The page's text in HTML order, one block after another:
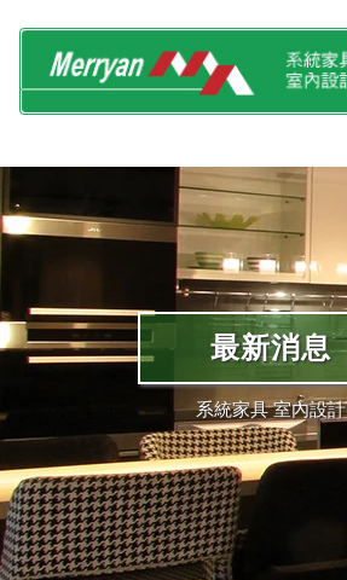
最新消息
系統家具 室內設計